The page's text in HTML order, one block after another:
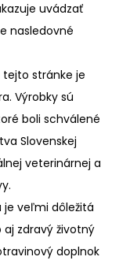
uvádzať
nasledovné
stránke je
Výrobky sú
boli schválené
Slovenskej
veterinárnej a
je veľmi dôležitá
zdravý životný
doplnok